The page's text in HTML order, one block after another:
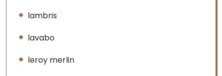
lambris
lavabo
leroy merlin